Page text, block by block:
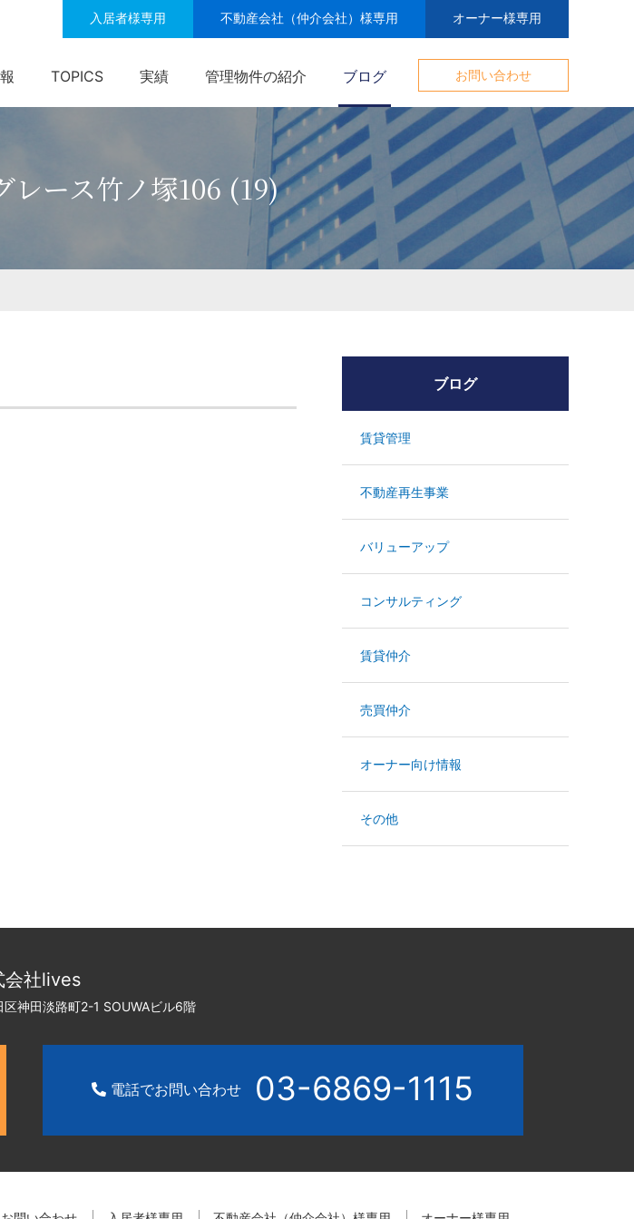
入居者様専用 不動産会社（仲介会社）様専用 オーナー様専用
TOPICS 実績 管理物件の紹介 ブログ お問い合わせ
レース竹ノ塚106 (19)
ブログ
賃貸管理
不動産再生事業
バリューアップ
コンサルティング
賃貸仲介
売買仲介
オーナー向け情報
その他
会社lives
神田淡路町2-1 SOUWAビル6階
電話でお問い合わせ 03-6869-1115